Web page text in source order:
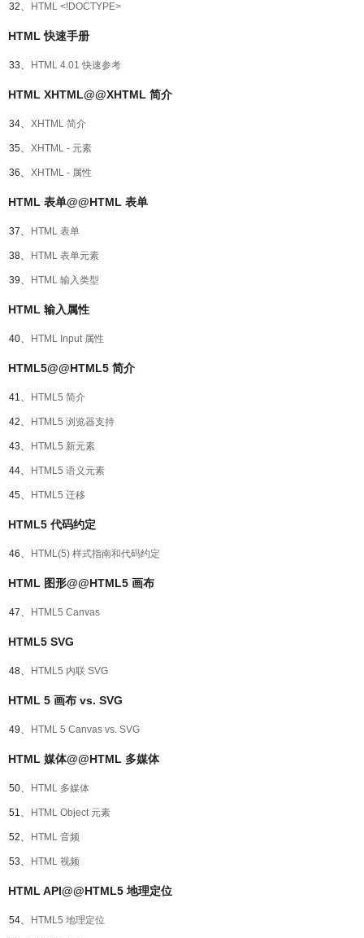
32、 HTML <!DOCTYPE>
HTML 快速手册
33、 HTML 4.01 快速参考
HTML XHTML@@XHTML 简介
34、 XHTML 简介
35、 XHTML - 元素
36、 XHTML - 属性
HTML 表单@@HTML 表单
37、 HTML 表单
38、 HTML 表单元素
39、 HTML 输入类型
HTML 输入属性
40、 HTML Input 属性
HTML5@@HTML5 简介
41、 HTML5 简介
42、 HTML5 浏览器支持
43、 HTML5 新元素
44、 HTML5 语义元素
45、 HTML5 迁移
HTML5 代码约定
46、 HTML(5) 样式指南和代码约定
HTML 图形@@HTML5 画布
47、 HTML5 Canvas
HTML5 SVG
48、 HTML5 内联 SVG
HTML 5 画布 vs. SVG
49、 HTML 5 Canvas vs. SVG
HTML 媒体@@HTML 多媒体
50、 HTML 多媒体
51、 HTML Object 元素
52、 HTML 音频
53、 HTML 视频
HTML API@@HTML5 地理定位
54、 HTML5 地理定位